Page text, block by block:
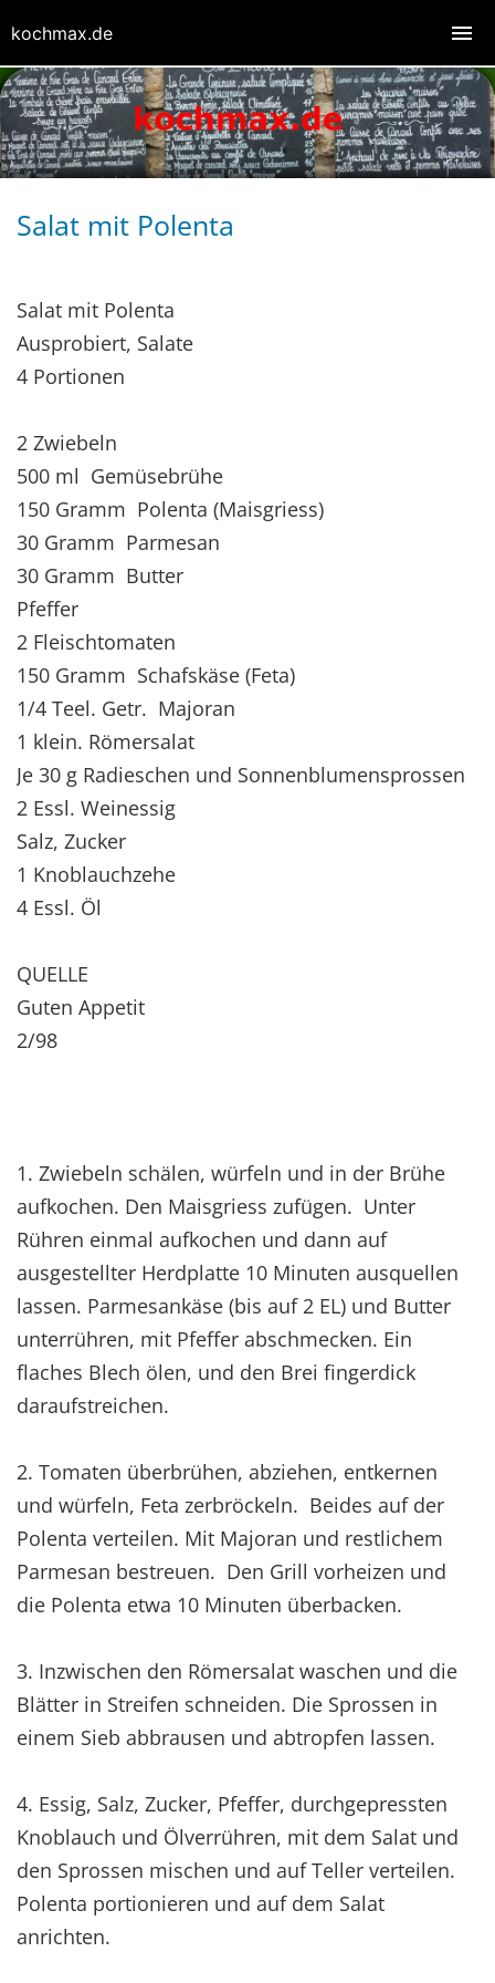
Salat mit Polenta
Salat mit Polenta
Ausprobiert, Salate
4 Portionen
2 Zwiebeln
500 ml Gemüsebrühe
150 Gramm Polenta (Maisgriess)
30 Gramm Parmesan
30 Gramm Butter
Pfeffer
2 Fleischtomaten
150 Gramm Schafskäse (Feta)
1/4 Teel. Getr. Majoran
1 klein. Römersalat
Je 30 g Radieschen und Sonnenblumensprossen
2 Essl. Weinessig
Salz, Zucker
1 Knoblauchzehe
4 Essl. Öl
QUELLE
Guten Appetit
2/98
1. Zwiebeln schälen, würfeln und in der Brühe
aufkochen. Den Maisgriess zufügen. Unter
Rühren einmal aufkochen und dann auf
ausgestellter Herdplatte 10 Minuten ausquellen
lassen. Parmesankäse (bis auf 2 EL) und Butter
unterrühren, mit Pfeffer abschmecken. Ein
flaches Blech ölen, und den Brei fingerdick
daraufstreichen.
2. Tomaten überbrühen, abziehen, entkernen
und würfeln, Feta zerbröckeln. Beides auf der
Polenta verteilen. Mit Majoran und restlichem
Parmesan bestreuen. Den Grill vorheizen und
die Polenta etwa 10 Minuten überbacken.
3. Inzwischen den Römersalat waschen und die
Blätter in Streifen schneiden. Die Sprossen in
einem Sieb abbrausen und abtropfen lassen.
4. Essig, Salz, Zucker, Pfeffer, durchgepressten
Knoblauch und Ölverrühren, mit dem Salat und
den Sprossen mischen und auf Teller verteilen.
Polenta portionieren und auf dem Salat
anrichten.
kochmax.de